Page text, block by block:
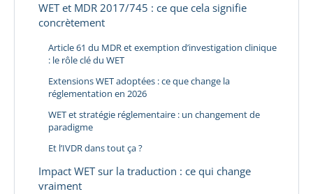
WET et MDR 2017/745 : ce que cela signifie
concrètement
Article 61 du MDR et exemption d’investigation clinique
: le rôle clé du WET
Extensions WET adoptées : ce que change la
réglementation en 2026
WET et stratégie réglementaire : un changement de
paradigme
Et l’IVDR dans tout ça ?
Impact WET sur la traduction : ce qui change
vraiment